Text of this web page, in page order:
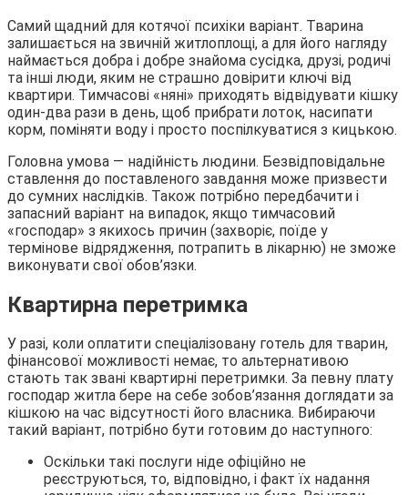
Самий щадний для котячої психіки варіант. Тварина
залишається на звичній житлоплощі, а для його нагляду
наймається добра і добре знайома сусідка, друзі, родичі
та інші люди, яким не страшно довірити ключі від
квартири. Тимчасові «няні» приходять відвідувати кішку
один-два рази в день, щоб прибрати лоток, насипати
корм, поміняти воду і просто поспілкуватися з кицькою.
Головна умова — надійність людини. Безвідповідальне
ставлення до поставленого завдання може призвести
до сумних наслідків. Також потрібно передбачити і
запасний варіант на випадок, якщо тимчасовий
«господар» з якихось причин (захворіє, поїде у
термінове відрядження, потрапить в лікарню) не зможе
виконувати свої обов’язки.
Квартирна перетримка
У разі, коли оплатити спеціалізовану готель для тварин,
фінансової можливості немає, то альтернативою
стають так звані квартирні перетримки. За певну плату
господар житла бере на себе зобов’язання доглядати за
кішкою на час відсутності його власника. Вибираючи
такий варіант, потрібно бути готовим до наступного:
Оскільки такі послуги ніде офіційно не
реєструються, то, відповідно, і факт їх надання